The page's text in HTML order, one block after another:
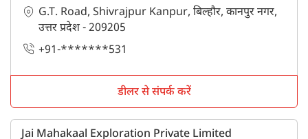
G.T. Road, Shivrajpur Kanpur, बिल्हौर, कानपुर नगर,
उत्तर प्रदेश - 209205
+91-*******531
डीलर से संपर्क करें
Jai Mahakaal Exploration Private Limited